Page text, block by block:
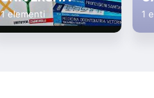
1 elementi 1